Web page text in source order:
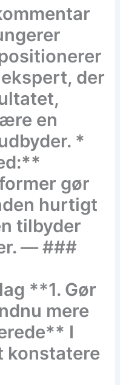
der
en
*
gør
hurtigt
tilbyder
— ###
**1. Gør
mere
I
konstatere